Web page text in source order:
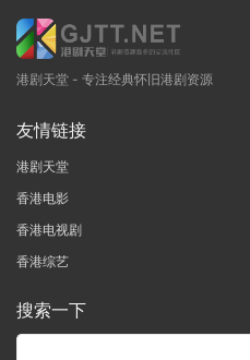
港剧天堂 - 专注经典怀旧港剧资源
友情链接
港剧天堂
香港电影
香港电视剧
香港综艺
搜索一下